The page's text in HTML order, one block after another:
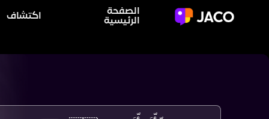
الصفحة
الرئيسية
اكتشاف